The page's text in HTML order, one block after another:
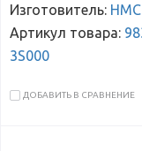
Изготовитель: HMC
Артикул товара:
3S000
ДОБАВИТЬ В СРАВНЕНИЕ